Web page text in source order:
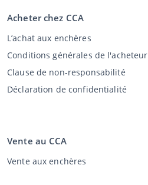
Acheter chez CCA
L’achat aux enchères
Conditions générales de l'acheteur
Clause de non-responsabilité
Déclaration de confidentialité
Vente au CCA
Vente aux enchères